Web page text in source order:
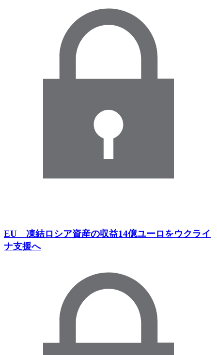
EU 凍結ロシア資産の収益14億ユーロをウクライ
ナ支援へ